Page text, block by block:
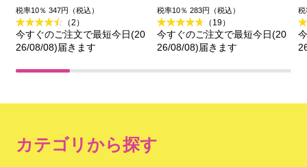
品)
税率10％ 347円（税込）
（2）
今すぐのご注文で最短今日(20
26/08/08)届きます
税率10％ 283円（税込）
（19）
今すぐのご注文で最短今日(20
26/08/08)届きます
税
カテゴリから探す